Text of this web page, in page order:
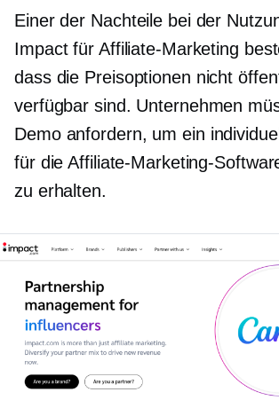
Einer der Nachteile bei der
Impact für Affiliate-Marketing
dass die Preisoptionen nicht
verfügbar sind. Unternehmen
Demo anfordern, um ein
für die Affiliate-Marketing-
zu erhalten.